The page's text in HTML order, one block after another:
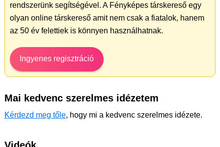
rendszerünk segítségével. A Fényképes társkereső egy
olyan online társkereső amit nem csak a fiatalok, hanem
az 50 év felettiek is könnyen használhatnak.
Ingyenes regisztráció
Mai kedvenc szerelmes idézetem
Kérdezd meg tőle, hogy mi a kedvenc szerelmes idézete.